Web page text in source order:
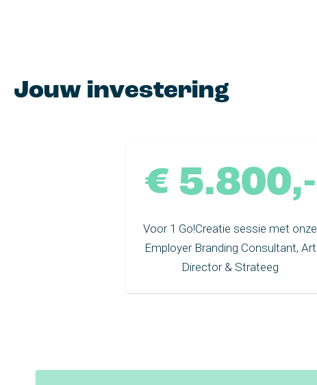
Jouw investering
€ 5.800,-
Voor 1 Go!Creatie sessie met onze
Employer Branding Consultant, Art
Director & Strateeg